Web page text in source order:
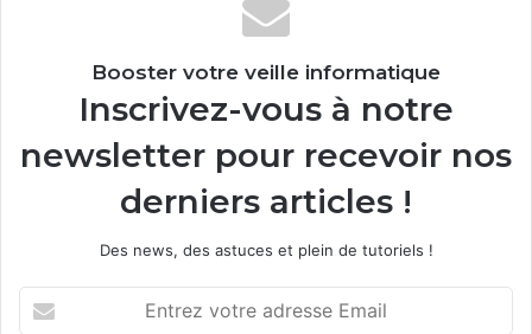
Booster votre veille informatique
Inscrivez-vous à notre
newsletter pour recevoir nos
derniers articles !
Des news, des astuces et plein de tutoriels !